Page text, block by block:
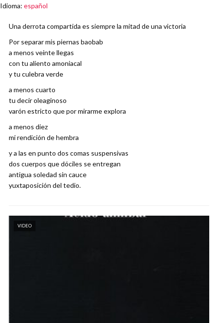
Idioma: español
Una derrota compartida es siempre la mitad de una victoria
Por separar mis piernas baobab
a menos veinte llegas
con tu aliento amoniacal
y tu culebra verde
a menos cuarto
tu decir oleaginoso
varón estricto que por mirarme explora
a menos diez
mi rendición de hembra
y a las en punto dos comas suspensivas
dos cuerpos que dóciles se entregan
antigua soledad sin cauce
yuxtaposición del tedio.
VIDEO